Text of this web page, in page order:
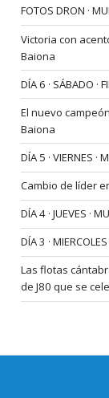
FOTOS DRON ·
Victoria con
Baiona
DÍA 6 · SÁBADO ·
El nuevo
Baiona
DÍA 5 · VIERNES ·
Cambio de líder
DÍA 4 · JUEVES ·
DÍA 3 ·
Las flotas
de J80 que se